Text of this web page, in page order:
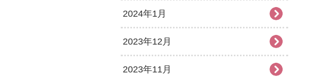
2024年1月
2023年12月
2023年11月